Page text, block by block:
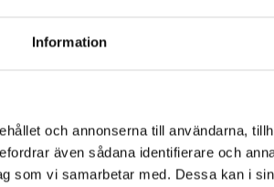
Information
och annonserna till användarna,
även sådana identifierare och
som vi samarbetar med. Dessa kan i
Mattförkromad